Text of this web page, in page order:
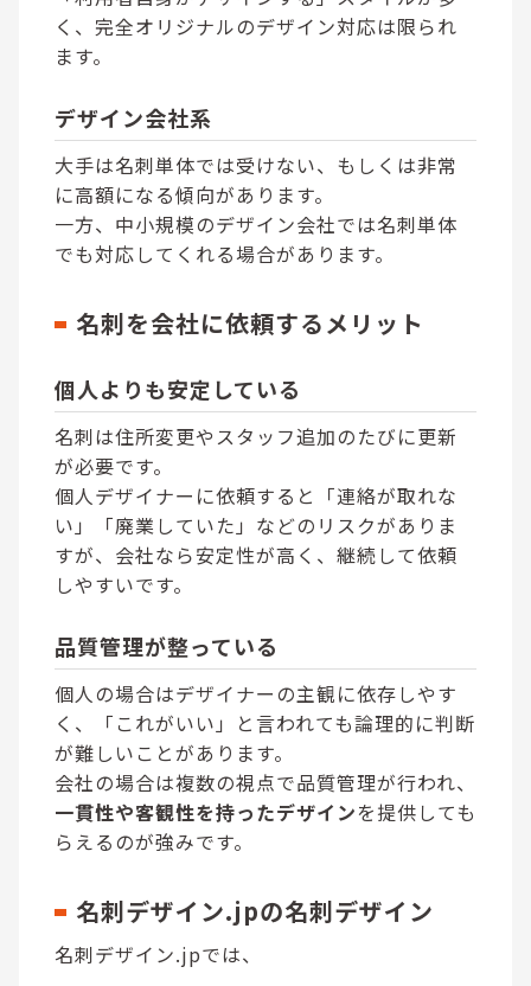
く、完全オリジナルのデザイン対応は限られ
ます。
デザイン会社系
大手は名刺単体では受けない、もしくは非常
に高額になる傾向があります。
一方、中小規模のデザイン会社では名刺単体
でも対応してくれる場合があります。
名刺を会社に依頼するメリット
個人よりも安定している
名刺は住所変更やスタッフ追加のたびに更新
が必要です。
個人デザイナーに依頼すると「連絡が取れな
い」「廃業していた」などのリスクがありま
すが、会社なら安定性が高く、継続して依頼
しやすいです。
品質管理が整っている
個人の場合はデザイナーの主観に依存しやす
く、「これがいい」と言われても論理的に判断
が難しいことがあります。
会社の場合は複数の視点で品質管理が行われ、
一貫性や客観性を持ったデザインを提供しても
らえるのが強みです。
名刺デザイン.jpの名刺デザイン
名刺デザイン.jpでは、